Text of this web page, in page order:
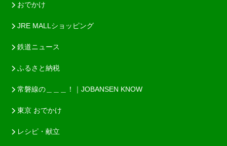
おでかけ
JRE MALLショッピング
鉄道ニュース
ふるさと納税
常磐線の＿＿＿！｜JOBANSEN KNOW
東京 おでかけ
レシピ・献立